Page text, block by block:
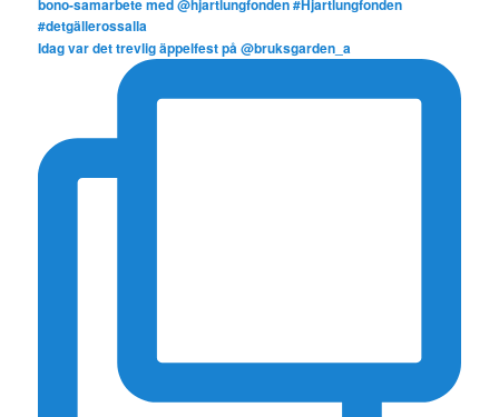
Idag var det trevlig äppelfest på @bruksgarden_a